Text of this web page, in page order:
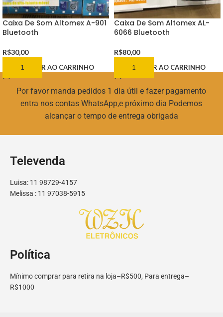
Caixa De Som Altomex A-901
Bluetooth
R$30,00
ADICIONAR AO CARRINHO
Caixa De Som Altomex AL-
6066 Bluetooth
R$80,00
ADICIONAR AO CARRINHO
Por favor manda pedidos 1 dia útil e fazer pagamento
entra nos contas WhatsApp,e próximo dia Podemos
alcançar o tempo de entrega obrigada
Televenda
Luisa: 11 98729-4157
Melissa : 11 97038-5915
Política
Mínimo comprar para retira na loja–R$500, Para entrega–
R$1000